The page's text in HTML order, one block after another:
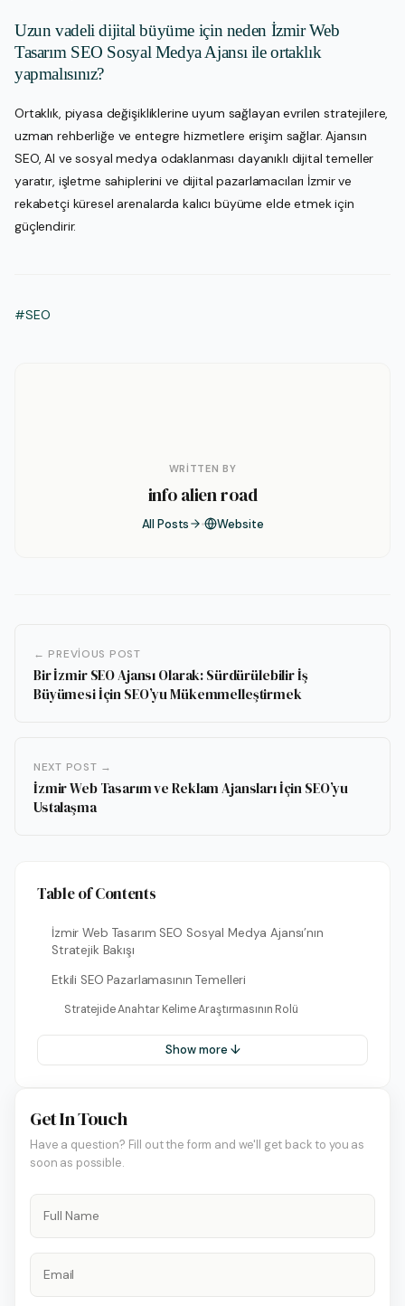
Uzun vadeli dijital büyüme için neden İzmir Web
Tasarım SEO Sosyal Medya Ajansı ile ortaklık
yapmalısınız?
Ortaklık, piyasa değişikliklerine uyum sağlayan evrilen stratejilere,
uzman rehberliğe ve entegre hizmetlere erişim sağlar. Ajansın
SEO, AI ve sosyal medya odaklanması dayanıklı dijital temeller
yaratır, işletme sahiplerini ve dijital pazarlamacıları İzmir ve
rekabetçi küresel arenalarda kalıcı büyüme elde etmek için
güçlendirir.
#SEO
WRITTEN BY
info alien road
All Posts Website
← PREVIOUS POST
Bir İzmir SEO Ajansı Olarak: Sürdürülebilir İş
Büyümesi İçin SEO’yu Mükemmelleştirmek
NEXT POST →
İzmir Web Tasarım ve Reklam Ajansları İçin SEO’yu
Ustalaşma
Table of Contents
İzmir Web Tasarım SEO Sosyal Medya Ajansı’nın
Stratejik Bakışı
Etkili SEO Pazarlamasının Temelleri
Stratejide Anahtar Kelime Araştırmasının Rolü
Show more ↓
Get In Touch
Have a question? Fill out the form and we'll get back to you as
soon as possible.